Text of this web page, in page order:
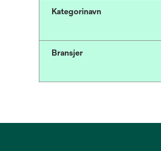
Kategorinavn
Bransjer